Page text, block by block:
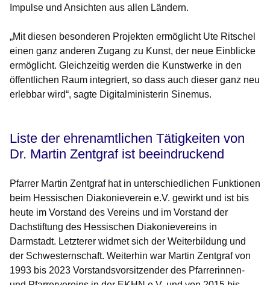
Impulse und Ansichten aus allen Ländern.
„Mit diesen besonderen Projekten ermöglicht Ute Ritschel
einen ganz anderen Zugang zu Kunst, der neue Einblicke
ermöglicht. Gleichzeitig werden die Kunstwerke in den
öffentlichen Raum integriert, so dass auch dieser ganz neu
erlebbar wird“, sagte Digitalministerin Sinemus.
Liste der ehrenamtlichen Tätigkeiten von
Dr. Martin Zentgraf ist beeindruckend
Pfarrer Martin Zentgraf hat in unterschiedlichen Funktionen
beim Hessischen Diakonieverein e.V. gewirkt und ist bis
heute im Vorstand des Vereins und im Vorstand der
Dachstiftung des Hessischen Diakonievereins in
Darmstadt. Letzterer widmet sich der Weiterbildung und
der Schwesternschaft. Weiterhin war Martin Zentgraf von
1993 bis 2023 Vorstandsvorsitzender des Pfarrerinnen-